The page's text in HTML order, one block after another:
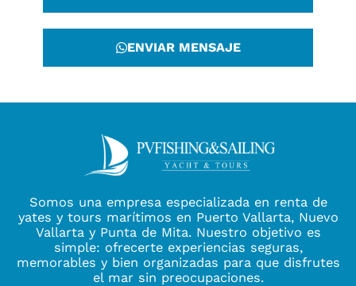
ENVIAR MENSAJE
Somos una empresa especializada en renta de
yates y tours marítimos en Puerto Vallarta, Nuevo
Vallarta y Punta de Mita. Nuestro objetivo es
simple: ofrecerte experiencias seguras,
memorables y bien organizadas para que disfrutes
el mar sin preocupaciones.